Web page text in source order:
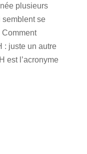
plusieurs
se
Comment
: juste un autre
est l’acronyme